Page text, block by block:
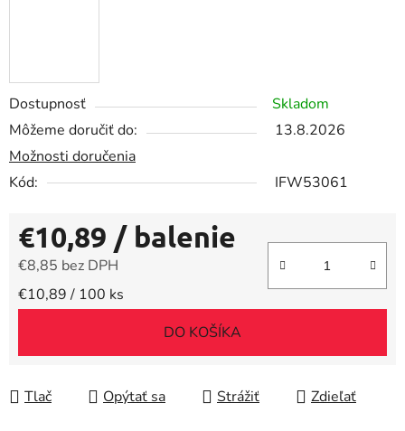
Dostupnosť
Skladom
Môžeme doručiť do:
13.8.2026
Možnosti doručenia
Kód:
IFW53061
€10,89 / balenie
€8,85 bez DPH
Jednotková cena:
€10,89 / 100 ks
DO KOŠÍKA
Tlač Opýtať sa Strážiť Zdieľať